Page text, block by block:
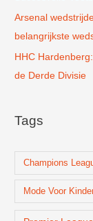
Arsenal
belangrijkste
HHC
de Derde Divisie
Tags
Champions
Mode Voor